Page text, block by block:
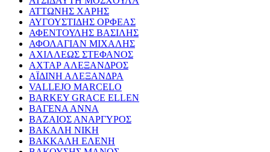
ΑΤΤΩΝΗΣ ΧΑΡΗΣ
ΑΥΓΟΥΣΤΙΔΗΣ ΟΡΦΕΑΣ
ΑΦΕΝΤΟΥΛΗΣ ΒΑΣΙΛΗΣ
ΑΦΟΛΑΓΙΑΝ ΜΙΧΑΛΗΣ
ΑΧΙΛΛΕΩΣ ΣΤΕΦΑΝΟΣ
ΑΧΤΑΡ ΑΛΕΞΑΝΔΡΟΣ
ΑΪΔΙΝΗ ΑΛΕΞΑΝΔΡΑ
VALLEJO MARCELO
BARKEY GRACE ELLEN
ΒΑΓΕΝΑ ΑΝΝΑ
ΒΑΖΑΙΟΣ ΑΝΑΡΓΥΡΟΣ
ΒΑΚΑΛΗ ΝΙΚΗ
ΒΑΚΚΑΛΗ ΕΛΕΝΗ